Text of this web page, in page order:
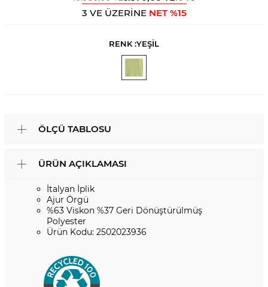
3 VE ÜZERİNE NET %15
RENK :YEŞİL
ÖLÇÜ TABLOSU
ÜRÜN AÇIKLAMASI
İtalyan İplik
Ajur Örgü
%63 Viskon %37 Geri Dönüştürülmüş
Polyester
Ürün Kodu: 2502023936